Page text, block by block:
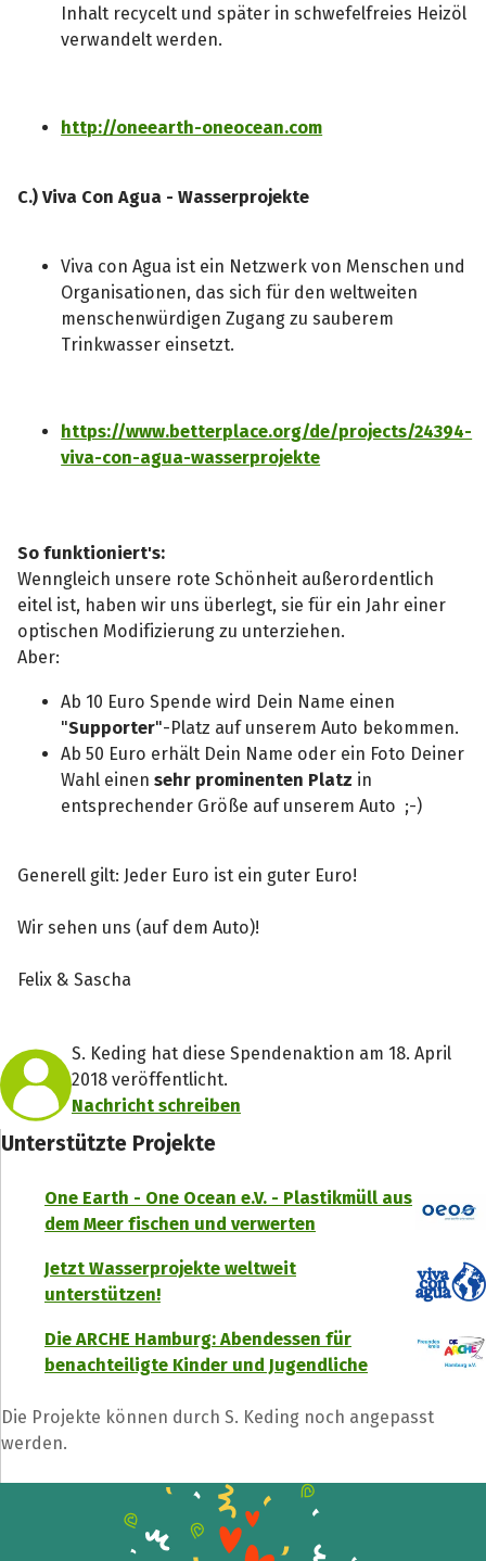
Inhalt recycelt und später in schwefelfreies Heizöl
verwandelt werden.
http://oneearth-oneocean.com
C.) Viva Con Agua - Wasserprojekte
Viva con Agua ist ein Netzwerk von Menschen und
Organisationen, das sich für den weltweiten
menschenwürdigen Zugang zu sauberem
Trinkwasser einsetzt.
https://www.betterplace.org/de/projects/24394-
viva-con-agua-wasserprojekte
So funktioniert's:
Wenngleich unsere rote Schönheit außerordentlich
eitel ist, haben wir uns überlegt, sie für ein Jahr einer
optischen Modifizierung zu unterziehen.
Aber:
Ab 10 Euro Spende wird Dein Name einen
"Supporter"-Platz auf unserem Auto bekommen.
Ab 50 Euro erhält Dein Name oder ein Foto Deiner
Wahl einensehr prominenten Platz in
entsprechender Größe auf unserem Auto ;-)
Generell gilt: Jeder Euro ist ein guter Euro!
Wir sehen uns (auf dem Auto)!
Felix & Sascha
S. Keding hat diese Spendenaktion am 18. April
2018 veröffentlicht.
Nachricht schreiben
Unterstützte Projekte
One Earth - One Ocean e.V. - Plastikmüll aus
dem Meer fischen und verwerten
Jetzt Wasserprojekte weltweit
unterstützen!
Die ARCHE Hamburg: Abendessen für
benachteiligte Kinder und Jugendliche
Die Projekte können durch S. Keding noch angepasst
werden.